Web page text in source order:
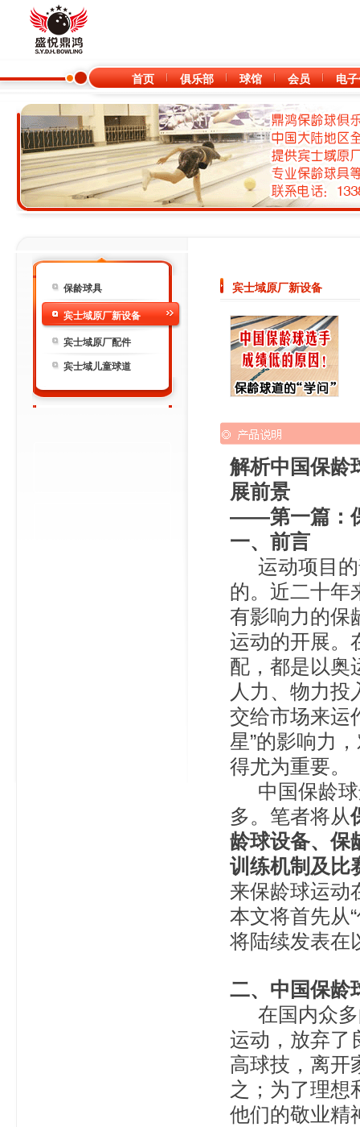
首页 俱乐部 球馆 会员 电
保龄球具
宾士域原厂新设备
宾士域原厂配件
宾士域儿童球道
宾士域原厂新设备
解析中国保龄
展前景
——第一篇：
一、前言
运动项目的
的。近二十年
有影响力的保
运动的开展。
配，都是以奥
人力、物力
交给市场来运
星”的影响力
得尤为重要。
中国保龄球
多。笔者将从
龄球设备、保
训练机制及比
来保龄球运动
本文将首先从
将陆续发表在
二、中国保龄
在国内众多
运动，放弃了
高球技，离开
之；为了理想
他们的敬业精